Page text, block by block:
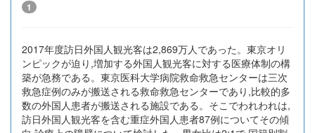
1
2017年度訪日外国人観光客は2,869万人であった。東京オリ
ンピックが迫り,増加する外国人観光客に対する医療体制の構
築が急務である。東京医科大学病院救命救急センターは三次
救急症例のみが搬送される救命救急センターであり,比較的多
数の外国人患者が搬送される施設である。そこでわれわれは,
訪日外国人観光客を含む重症外国人患者87例についてその傾